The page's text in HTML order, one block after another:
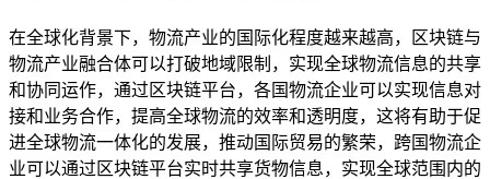
在全球化背景下，物流产业的国际化程度越来越高，区块链与
物流产业融合体可以打破地域限制，实现全球物流信息的共享
和协同运作，通过区块链平台，各国物流企业可以实现信息对
接和业务合作，提高全球物流的效率和透明度，这将有助于促
进全球物流一体化的发展，推动国际贸易的繁荣，跨国物流企
业可以通过区块链平台实时共享货物信息，实现全球范围内的